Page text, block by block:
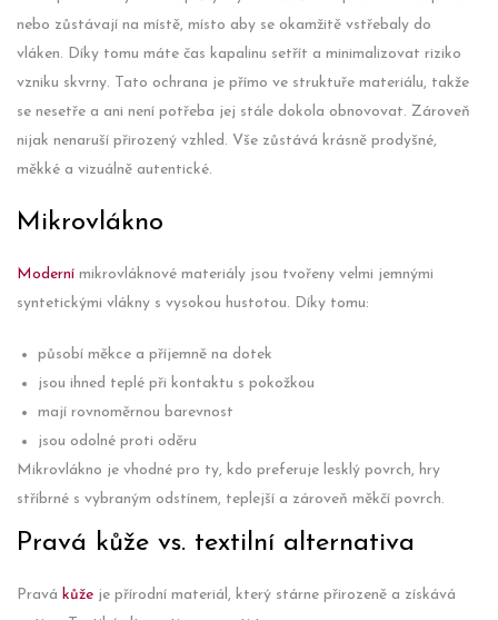
nebo zůstávají na místě, místo aby se okamžitě vstřebaly do
vláken. Díky tomu máte čas kapalinu setřít a minimalizovat riziko
vzniku skvrny. Tato ochrana je přímo ve struktuře materiálu, takže
se nesetře a ani není potřeba jej stále dokola obnovovat. Zároveň
nijak nenaruší přirozený vzhled. Vše zůstává krásně prodyšné,
měkké a vizuálně autentické.
Mikrovlákno
Moderní mikrovláknové materiály jsou tvořeny velmi jemnými
syntetickými vlákny s vysokou hustotou. Díky tomu:
působí měkce a příjemně na dotek
jsou ihned teplé při kontaktu s pokožkou
mají rovnoměrnou barevnost
jsou odolné proti oděru
Mikrovlákno je vhodné pro ty, kdo preferuje lesklý povrch, hry
stříbrné s vybraným odstínem, teplejší a zároveň měkčí povrch.
Pravá kůže vs. textilní alternativa
Pravá kůže je přírodní materiál, který stárne přirozeně a získává